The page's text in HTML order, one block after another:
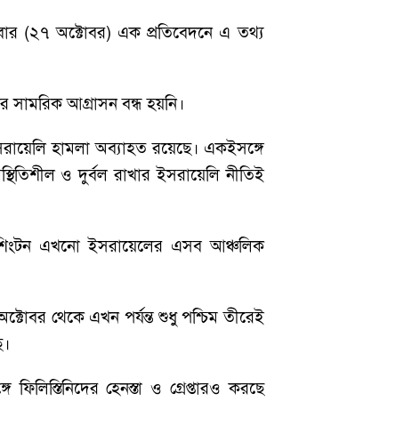
(২৭ অক্টোবর) এক প্রতিবেদনে এ তথ্য
সামরিক আগ্রাসন বন্ধ হয়নি।
হামলা অব্যাহত রয়েছে। একইসঙ্গে
ও দুর্বল রাখার ইসরায়েলি নীতিই
এখনো ইসরায়েলের এসব আঞ্চলিক
থেকে এখন পর্যন্ত শুধু পশ্চিম তীরেই
হেনস্তা ও গ্রেপ্তারও করছে